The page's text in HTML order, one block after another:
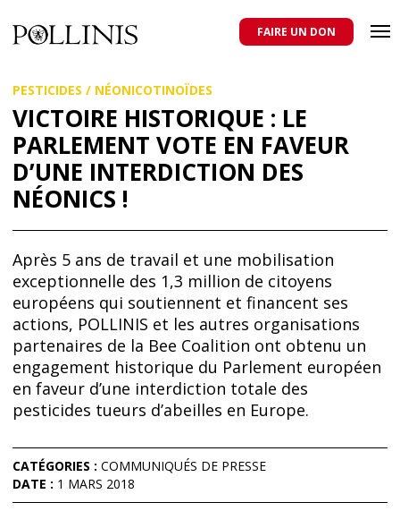
au
contenu
principal
domestiques et sauvages, et pour une agriculture qui respecte tous
les pollinisateurs
FAIRE UN DON
PESTICIDES / NÉONICOTINOÏDES
VICTOIRE HISTORIQUE : LE
PARLEMENT VOTE EN FAVEUR
D’UNE INTERDICTION DES
NÉONICS !
Après 5 ans de travail et une mobilisation
exceptionnelle des 1,3 million de citoyens
européens qui soutiennent et financent ses
actions, POLLINIS et les autres organisations
partenaires de la Bee Coalition ont obtenu un
engagement historique du Parlement européen
en faveur d’une interdiction totale des
pesticides tueurs d’abeilles en Europe.
CATÉGORIES : COMMUNIQUÉS DE PRESSE
DATE : 1 MARS 2018